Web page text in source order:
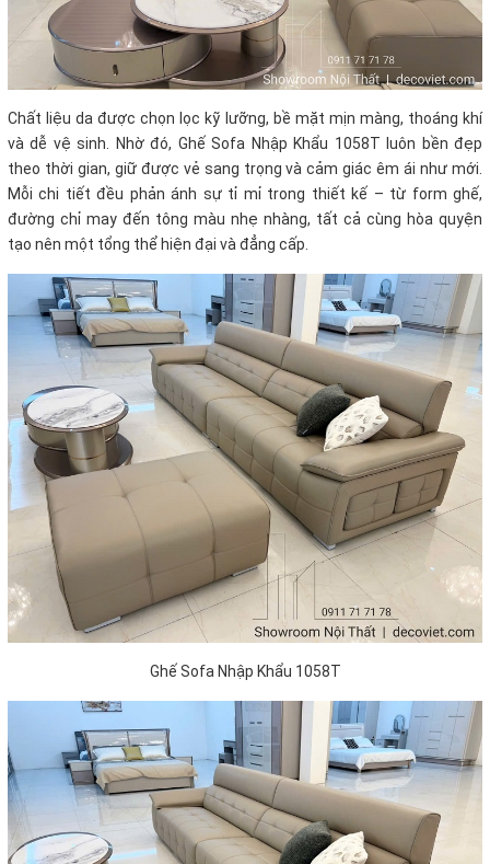
Chất liệu da được chọn lọc kỹ lưỡng, bề mặt mịn màng, thoáng khí
và dễ vệ sinh. Nhờ đó, Ghế Sofa Nhập Khẩu 1058T luôn bền đẹp
theo thời gian, giữ được vẻ sang trọng và cảm giác êm ái như mới.
Mỗi chi tiết đều phản ánh sự tỉ mỉ trong thiết kế – từ form ghế,
đường chỉ may đến tông màu nhẹ nhàng, tất cả cùng hòa quyện
tạo nên một tổng thể hiện đại và đẳng cấp.
Ghế Sofa Nhập Khẩu 1058T